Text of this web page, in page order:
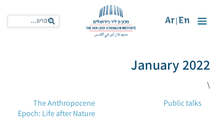
En
Ar
January 2022
\
Public talks
The Anthropocene
Epoch: Life after Nature